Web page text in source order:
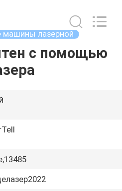
машины лазерной
с помощью